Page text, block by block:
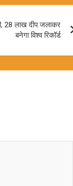
28 लाख दीप जलाकर
बनेगा विश्व रिकॉर्ड